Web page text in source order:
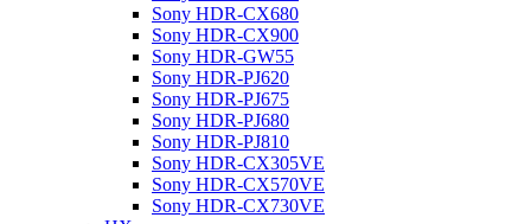
Sony HDR-CX680
Sony HDR-CX900
Sony HDR-GW55
Sony HDR-PJ620
Sony HDR-PJ675
Sony HDR-PJ680
Sony HDR-PJ810
Sony HDR-CX305VE
Sony HDR-CX570VE
Sony HDR-CX730VE